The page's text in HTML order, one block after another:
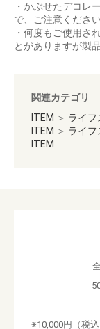
・かぶせたデコレ
で、ご注意ください
・何度もご使用さ
とがありますが製
関連カテゴリ
ITEM ＞ ライフ
ITEM ＞ ライフ
ITEM
※10,000円（税